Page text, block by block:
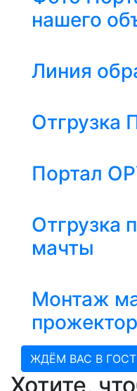
нашего
Линия
Отгрузка
Портал
Отгрузка
мачты
Монтаж
ЖДЁМ ВАС В
Хотите,